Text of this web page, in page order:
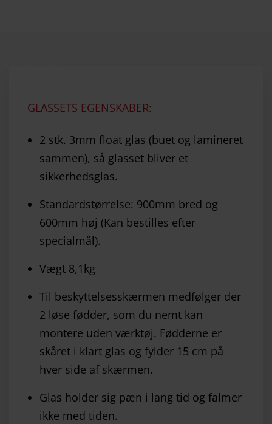
GLASSETS EGENSKABER:
2 stk. 3mm float glas (buet og lamineret
sammen), så glasset bliver et
sikkerhedsglas.
Standardstørrelse: 900mm bred og
600mm høj (Kan bestilles efter
specialmål).
Vægt 8,1kg
Til beskyttelsesskærmen medfølger der
2 løse fødder, som du nemt kan
montere uden værktøj. Fødderne er
skåret i klart glas og fylder 15 cm på
hver side af skærmen.
Glas holder sig pæn i lang tid og falmer
ikke med tiden.